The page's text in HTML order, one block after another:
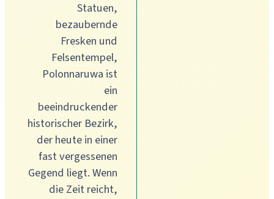
Statuen,
bezaubernde
Fresken und
Felsentempel,
Polonnaruwa ist
ein
beeindruckender
historischer Bezirk,
der heute in einer
fast vergessenen
Gegend liegt. Wenn
die Zeit reicht,